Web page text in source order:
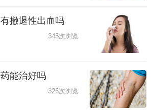
撤退性出血吗
345次浏览
能治好吗
326次浏览